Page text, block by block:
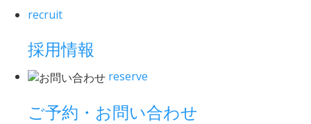
recruit
採用情報
reserve
ご予約・お問い合わせ